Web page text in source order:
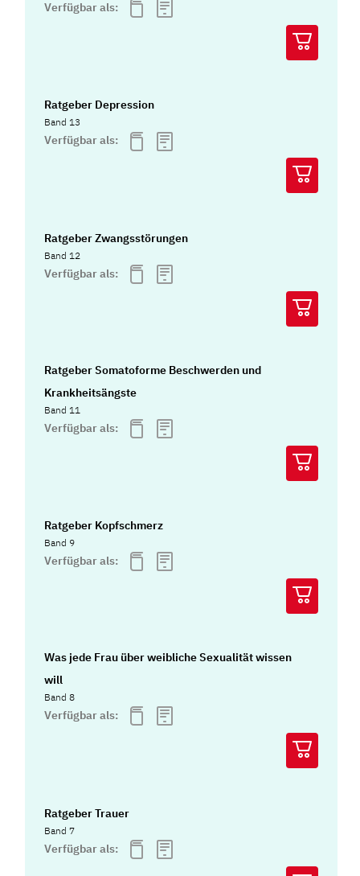
Verfügbar als:
Ratgeber Depression
Band 13
Verfügbar als:
Ratgeber Zwangsstörungen
Band 12
Verfügbar als:
Ratgeber Somatoforme Beschwerden und
Krankheitsängste
Band 11
Verfügbar als:
Ratgeber Kopfschmerz
Band 9
Verfügbar als:
Was jede Frau über weibliche Sexualität wissen
will
Band 8
Verfügbar als:
Ratgeber Trauer
Band 7
Verfügbar als: